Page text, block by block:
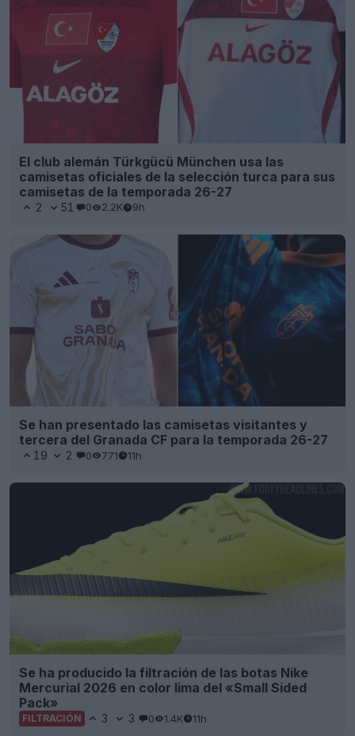
El club alemán Türkgücü München usa las
camisetas oficiales de la selección turca para sus
camisetas de la temporada 26-27
2 51 0 2.2K 9h
Se han presentado las camisetas visitantes y
tercera del Granada CF para la temporada 26-27
19 2 0 771 11h
Se ha producido la filtración de las botas Nike
Mercurial 2026 en color lima del «Small Sided
Pack»
FILTRACIÓN 3 3 0 1.4K 11h